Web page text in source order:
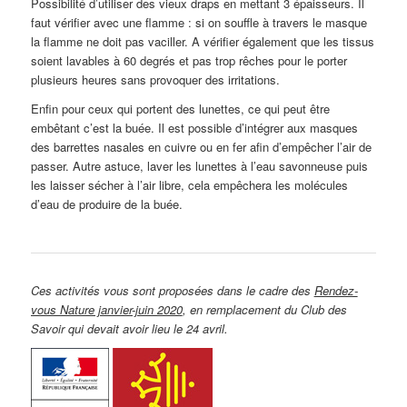
faut vérifier avec une flamme : si on souffle à travers le masque
la flamme ne doit pas vaciller. A vérifier également que les tissus
soient lavables à 60 degrés et pas trop rêches pour le porter
plusieurs heures sans provoquer des irritations.
Enfin pour ceux qui portent des lunettes, ce qui peut être
embêtant c’est la buée. Il est possible d’intégrer aux masques
des barrettes nasales en cuivre ou en fer afin d’empêcher l’air de
passer. Autre astuce, laver les lunettes à l’eau savonneuse puis
les laisser sécher à l’air libre, cela empêchera les molécules
d’eau de produire de la buée.
Ces activités vous sont proposées dans le cadre des Rendez-
vous Nature janvier-juin 2020, en remplacement du Club des
Savoir qui devait avoir lieu le 24 avril.